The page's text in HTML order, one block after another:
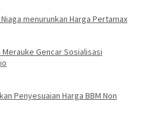
menurunkan Harga Pertamax
Gencar Sosialisasi
Penyesuaian Harga BBM Non